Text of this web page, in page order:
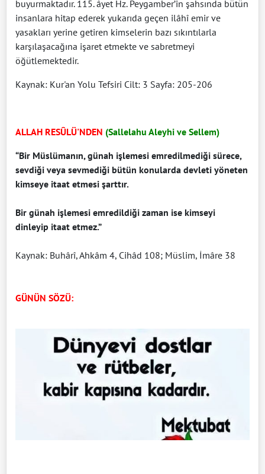
buyurmaktadır. 115. âyet Hz. Peygamber’in şahsında bütün
insanlara hitap ederek yukarıda geçen ilâhî emir ve
yasakları yerine getiren kimselerin bazı sıkıntılarla
karşılaşacağına işaret etmekte ve sabretmeyi
öğütlemektedir.
Kaynak: Kur'an Yolu Tefsiri Cilt: 3 Sayfa: 205-206
ALLAH RESÛLÜ'NDEN (Sallelahu Aleyhi ve Sellem)
“Bir Müslümanın, günah işlemesi emredilmediği sürece,
sevdiği veya sevmediği bütün konularda devleti yöneten
kimseye itaat etmesi şarttır.
Bir günah işlemesi emredildiği zaman ise kimseyi
dinleyip itaat etmez.”
Kaynak: Buhârî, Ahkâm 4, Cihâd 108; Müslim, İmâre 38
GÜNÜN SÖZÜ: